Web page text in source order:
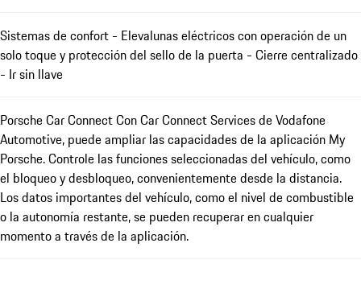
Sistemas de confort - Elevalunas eléctricos con operación de un
solo toque y protección del sello de la puerta - Cierre centralizado
- Ir sin llave
Porsche Car Connect Con Car Connect Services de Vodafone
Automotive, puede ampliar las capacidades de la aplicación My
Porsche. Controle las funciones seleccionadas del vehículo, como
el bloqueo y desbloqueo, convenientemente desde la distancia.
Los datos importantes del vehículo, como el nivel de combustible
o la autonomía restante, se pueden recuperar en cualquier
momento a través de la aplicación.